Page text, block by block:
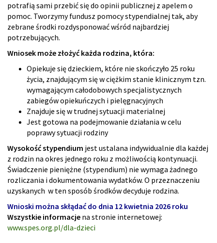
potrafią sami przebić się do opinii publicznej z apelem o
pomoc. Tworzymy fundusz pomocy stypendialnej tak, aby
zebrane środki rozdysponować wśród najbardziej
potrzebujących.
Wniosek może złożyć każda rodzina, która:
Opiekuje się dzieckiem, które nie skończyło 25 roku
życia, znajdującym się w ciężkim stanie klinicznym tzn.
wymagającym całodobowych specjalistycznych
zabiegów opiekuńczych i pielęgnacyjnych
Znajduje się w trudnej sytuacji materialnej
Jest gotowa na podejmowanie działania w celu
poprawy sytuacji rodziny
Wysokość stypendium jest ustalana indywidualnie dla każdej
z rodzin na okres jednego roku z możliwością kontynuacji.
Świadczenie pieniężne (stypendium) nie wymaga żadnego
rozliczania i dokumentowania wydatków. O przeznaczeniu
uzyskanych w ten sposób środków decyduje rodzina.
Wnioski można skłądać do dnia 12 kwietnia 2026 roku
Wszystkie informacje na stronie internetowej:
www.spes.org.pl/dla-dzieci